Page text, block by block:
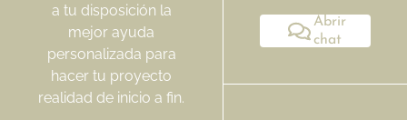
a tu disposición la
mejor ayuda
personalizada para
hacer tu proyecto
realidad de inicio a fin.
Abrir
chat